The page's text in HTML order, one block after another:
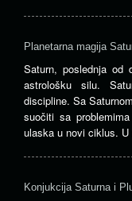
Planetarna magija
Saturn, poslednja od
astrološku silu.
discipline. Sa
suočiti sa
ulaska u novi ciklus.
Konjukcija Saturna i